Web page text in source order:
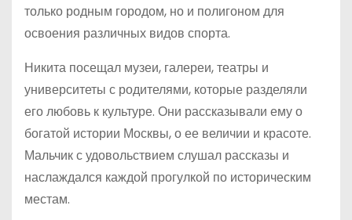
только родным городом, но и полигоном для
освоения различных видов спорта.
Никита посещал музеи, галереи, театры и
университеты с родителями, которые разделяли
его любовь к культуре. Они рассказывали ему о
богатой истории Москвы, о ее величии и красоте.
Мальчик с удовольствием слушал рассказы и
наслаждался каждой прогулкой по историческим
местам.